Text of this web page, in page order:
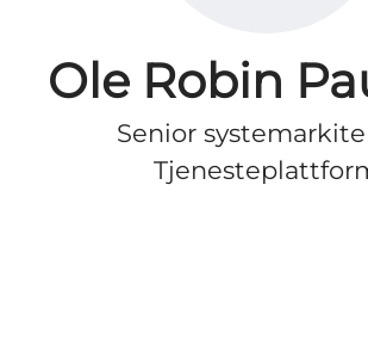
Ole Robin
Senior